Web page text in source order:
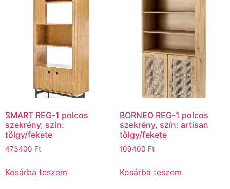
SMART REG-1 polcos
szekrény, szín:
tölgy/fekete
473400 Ft
Kosárba teszem
BORNEO REG-1 polcos
szekrény, szín: artisan
tölgy/fekete
109400 Ft
Kosárba teszem